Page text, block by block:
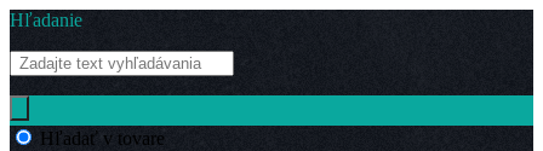
Hľadanie
Hľadať v tovare